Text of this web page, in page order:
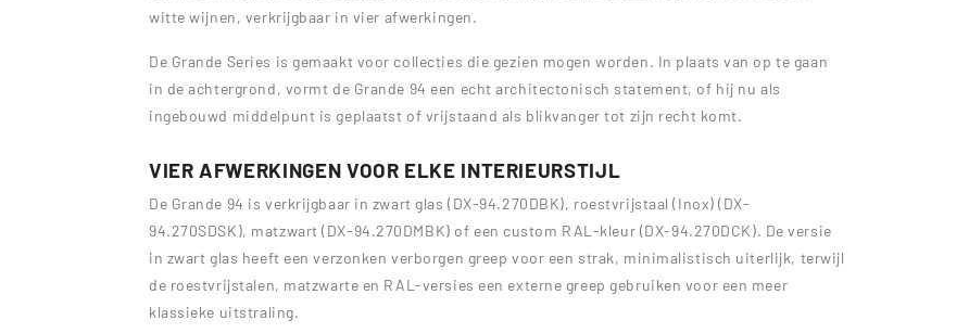
witte wijnen, verkrijgbaar in vier afwerkingen.
De Grande Series is gemaakt voor collecties die gezien mogen worden. In plaats van op te gaan
in de achtergrond, vormt de Grande 94 een echt architectonisch statement, of hij nu als
ingebouwd middelpunt is geplaatst of vrijstaand als blikvanger tot zijn recht komt.
VIER AFWERKINGEN VOOR ELKE INTERIEURSTIJL
De Grande 94 is verkrijgbaar in zwart glas (DX-94.270DBK), roestvrijstaal (Inox) (DX-
94.270SDSK), matzwart (DX-94.270DMBK) of een custom RAL-kleur (DX-94.270DCK). De versie
in zwart glas heeft een verzonken verborgen greep voor een strak, minimalistisch uiterlijk, terwijl
de roestvrijstalen, matzwarte en RAL-versies een externe greep gebruiken voor een meer
klassieke uitstraling.